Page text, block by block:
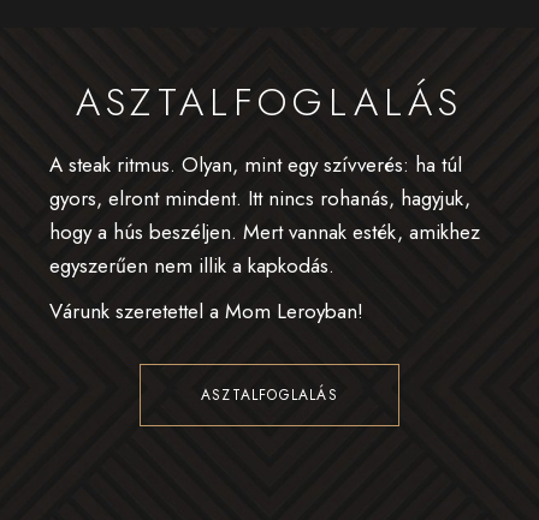
ASZTALFOGLALÁS
A steak ritmus. Olyan, mint egy szívverés: ha túl
gyors, elront mindent. Itt nincs rohanás, hagyjuk,
hogy a hús beszéljen. Mert vannak esték, amikhez
egyszerűen nem illik a kapkodás.
Várunk szeretettel a Mom Leroyban!
ASZTALFOGLALÁS